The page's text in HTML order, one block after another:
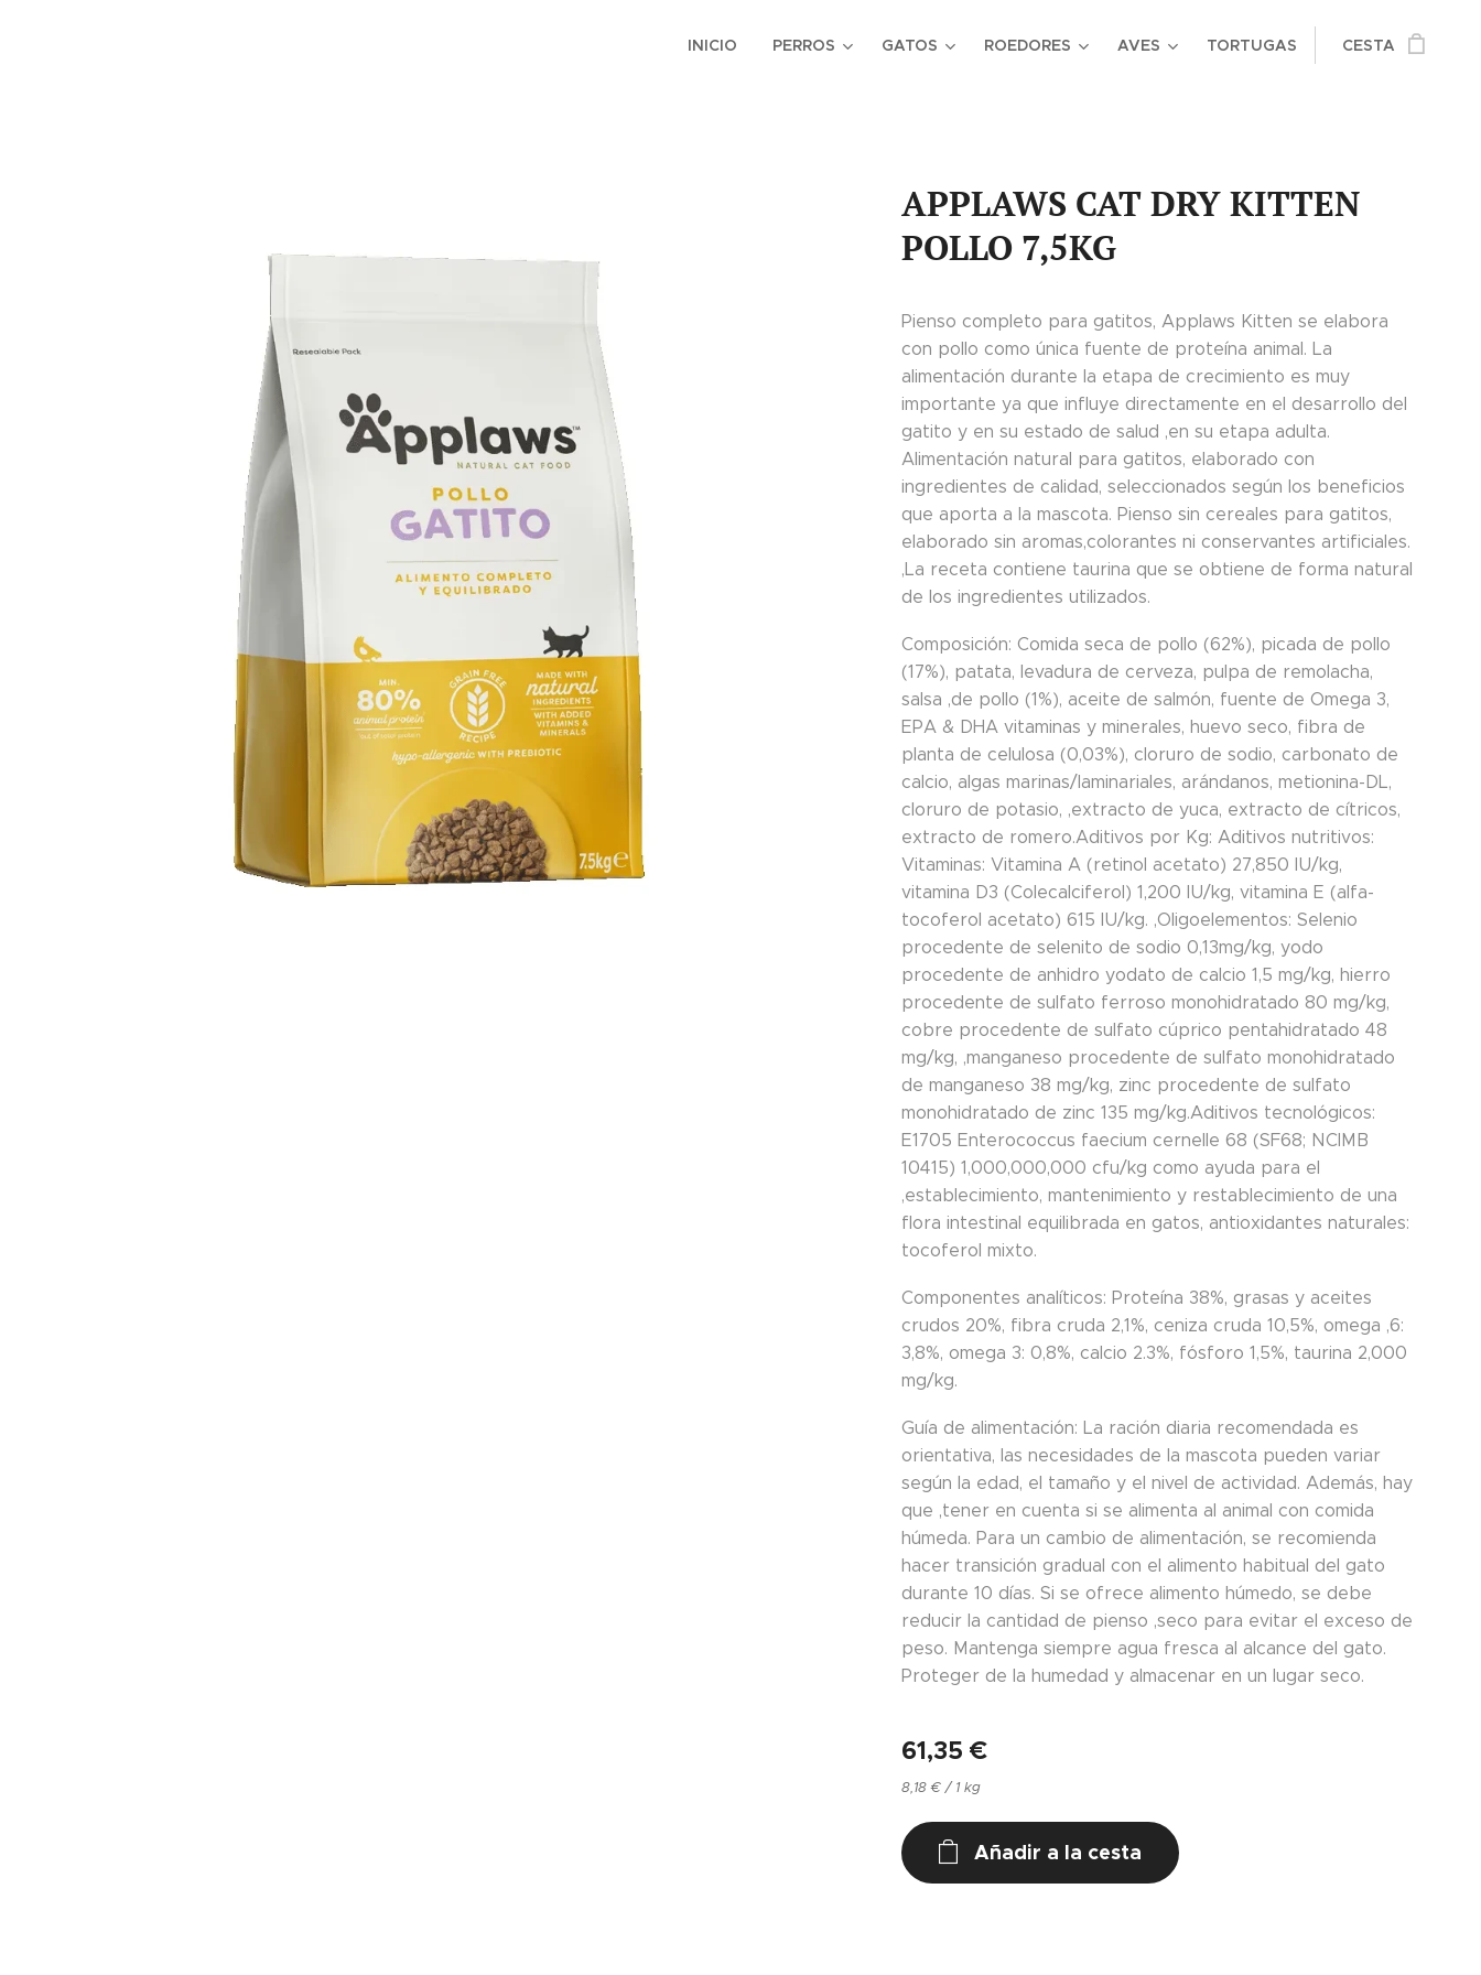
INICIO PERROS GATOS ROEDORES AVES TORTUGAS CESTA
APPLAWS CAT DRY KITTEN
POLLO 7,5KG
Pienso completo para gatitos, Applaws Kitten se elabora
con pollo como única fuente de proteína animal. La
alimentación durante la etapa de crecimiento es muy
importante ya que influye directamente en el desarrollo del
gatito y en su estado de salud ,en su etapa adulta.
Alimentación natural para gatitos, elaborado con
ingredientes de calidad, seleccionados según los beneficios
que aporta a la mascota. Pienso sin cereales para gatitos,
elaborado sin aromas,colorantes ni conservantes artificiales.
,La receta contiene taurina que se obtiene de forma natural
de los ingredientes utilizados.
Composición: Comida seca de pollo (62%), picada de pollo
(17%), patata, levadura de cerveza, pulpa de remolacha,
salsa ,de pollo (1%), aceite de salmón, fuente de Omega 3,
EPA & DHA vitaminas y minerales, huevo seco, fibra de
planta de celulosa (0,03%), cloruro de sodio, carbonato de
calcio, algas marinas/laminariales, arándanos, metionina-DL,
cloruro de potasio, ,extracto de yuca, extracto de cítricos,
extracto de romero.Aditivos por Kg: Aditivos nutritivos:
Vitaminas: Vitamina A (retinol acetato) 27,850 IU/kg,
vitamina D3 (Colecalciferol) 1,200 IU/kg, vitamina E (alfa-
tocoferol acetato) 615 IU/kg. ,Oligoelementos: Selenio
procedente de selenito de sodio 0,13mg/kg, yodo
procedente de anhidro yodato de calcio 1,5 mg/kg, hierro
procedente de sulfato ferroso monohidratado 80 mg/kg,
cobre procedente de sulfato cúprico pentahidratado 48
mg/kg, ,manganeso procedente de sulfato monohidratado
de manganeso 38 mg/kg, zinc procedente de sulfato
monohidratado de zinc 135 mg/kg.Aditivos tecnológicos:
E1705 Enterococcus faecium cernelle 68 (SF68; NCIMB
10415) 1,000,000,000 cfu/kg como ayuda para el
,establecimiento, mantenimiento y restablecimiento de una
flora intestinal equilibrada en gatos, antioxidantes naturales:
tocoferol mixto.
Componentes analíticos: Proteína 38%, grasas y aceites
crudos 20%, fibra cruda 2,1%, ceniza cruda 10,5%, omega ,6:
3,8%, omega 3: 0,8%, calcio 2.3%, fósforo 1,5%, taurina 2,000
mg/kg.
Guía de alimentación: La ración diaria recomendada es
orientativa, las necesidades de la mascota pueden variar
según la edad, el tamaño y el nivel de actividad. Además, hay
que ,tener en cuenta si se alimenta al animal con comida
húmeda. Para un cambio de alimentación, se recomienda
hacer transición gradual con el alimento habitual del gato
durante 10 días. Si se ofrece alimento húmedo, se debe
reducir la cantidad de pienso ,seco para evitar el exceso de
peso. Mantenga siempre agua fresca al alcance del gato.
Proteger de la humedad y almacenar en un lugar seco.
61,35 €
8,18 € / 1 kg
Añadir a la cesta